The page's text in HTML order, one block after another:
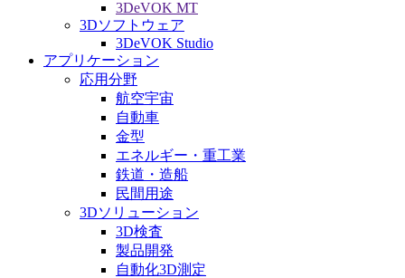
3DeVOK MT
3Dソフトウェア
3DeVOK Studio
アプリケーション
応用分野
航空宇宙
自動車
金型
エネルギー・重工業
鉄道・造船
民間用途
3Dソリューション
3D検査
製品開発
自動化3D測定